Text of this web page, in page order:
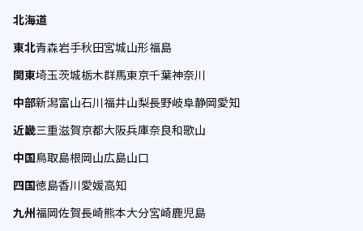
北海道
東北青森岩手秋田宮城山形福島
関東埼玉茨城栃木群馬東京千葉神奈川
中部新潟富山石川福井山梨長野岐阜静岡愛知
近畿三重滋賀京都大阪兵庫奈良和歌山
中国鳥取島根岡山広島山口
四国徳島香川愛媛高知
九州福岡佐賀長崎熊本大分宮崎鹿児島